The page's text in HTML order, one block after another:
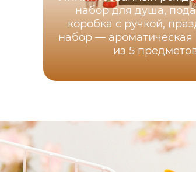
набор для душа,
коробка с ручкой,
набор — ароматическая
из 5